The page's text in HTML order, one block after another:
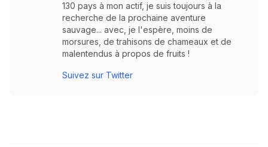
130 pays à mon actif, je suis toujours à la
recherche de la prochaine aventure
sauvage... avec, je l'espère, moins de
morsures, de trahisons de chameaux et de
malentendus à propos de fruits !
Suivez sur Twitter